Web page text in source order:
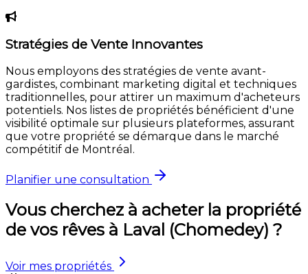
Stratégies de Vente Innovantes
Nous employons des stratégies de vente avant-
gardistes, combinant marketing digital et techniques
traditionnelles, pour attirer un maximum d'acheteurs
potentiels. Nos listes de propriétés bénéficient d'une
visibilité optimale sur plusieurs plateformes, assurant
que votre propriété se démarque dans le marché
compétitif de Montréal.
Planifier une consultation
Vous cherchez à acheter la propriété
de vos rêves à Laval (Chomedey) ?
Voir mes propriétés